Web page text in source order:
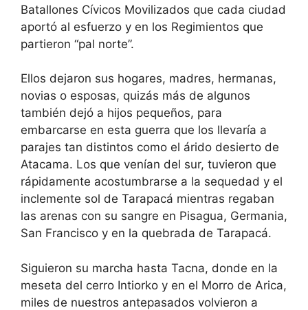
Batallones Cívicos Movilizados que cada ciudad
aportó al esfuerzo y en los Regimientos que
partieron “pal norte”.
Ellos dejaron sus hogares, madres, hermanas,
novias o esposas, quizás más de algunos
también dejó a hijos pequeños, para
embarcarse en esta guerra que los llevaría a
parajes tan distintos como el árido desierto de
Atacama. Los que venían del sur, tuvieron que
rápidamente acostumbrarse a la sequedad y el
inclemente sol de Tarapacá mientras regaban
las arenas con su sangre en Pisagua, Germania,
San Francisco y en la quebrada de Tarapacá.
Siguieron su marcha hasta Tacna, donde en la
meseta del cerro Intiorko y en el Morro de Arica,
miles de nuestros antepasados volvieron a